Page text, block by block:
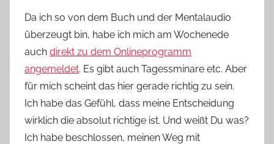
Da ich so von dem Buch und der Mentalaudio
überzeugt bin, habe ich mich am Wochenede
auch direkt zu dem Onlineprogramm
angemeldet. Es gibt auch Tagessminare etc. Aber
für mich scheint das hier gerade richtig zu sein.
Ich habe das Gefühl, dass meine Entscheidung
wirklich die absolut richtige ist. Und weißt Du was?
Ich habe beschlossen, meinen Weg mit